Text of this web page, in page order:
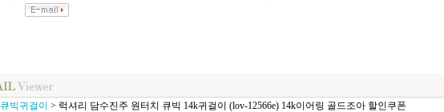
큐빅귀걸이 > 럭셔리 담수진주 원터치 큐빅 14k귀걸이 (lov-12566e) 14k이어링 골드조아 할인쿠폰